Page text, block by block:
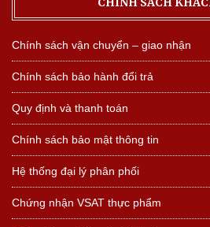
Chính sách vận chuyển – giao nhận
Chính sách bảo hành đổi trả
Quy định và thanh toán
Chính sách bảo mật thông tin
Hệ thống đại lý phân phối
Chứng nhận VSAT thực phẩm